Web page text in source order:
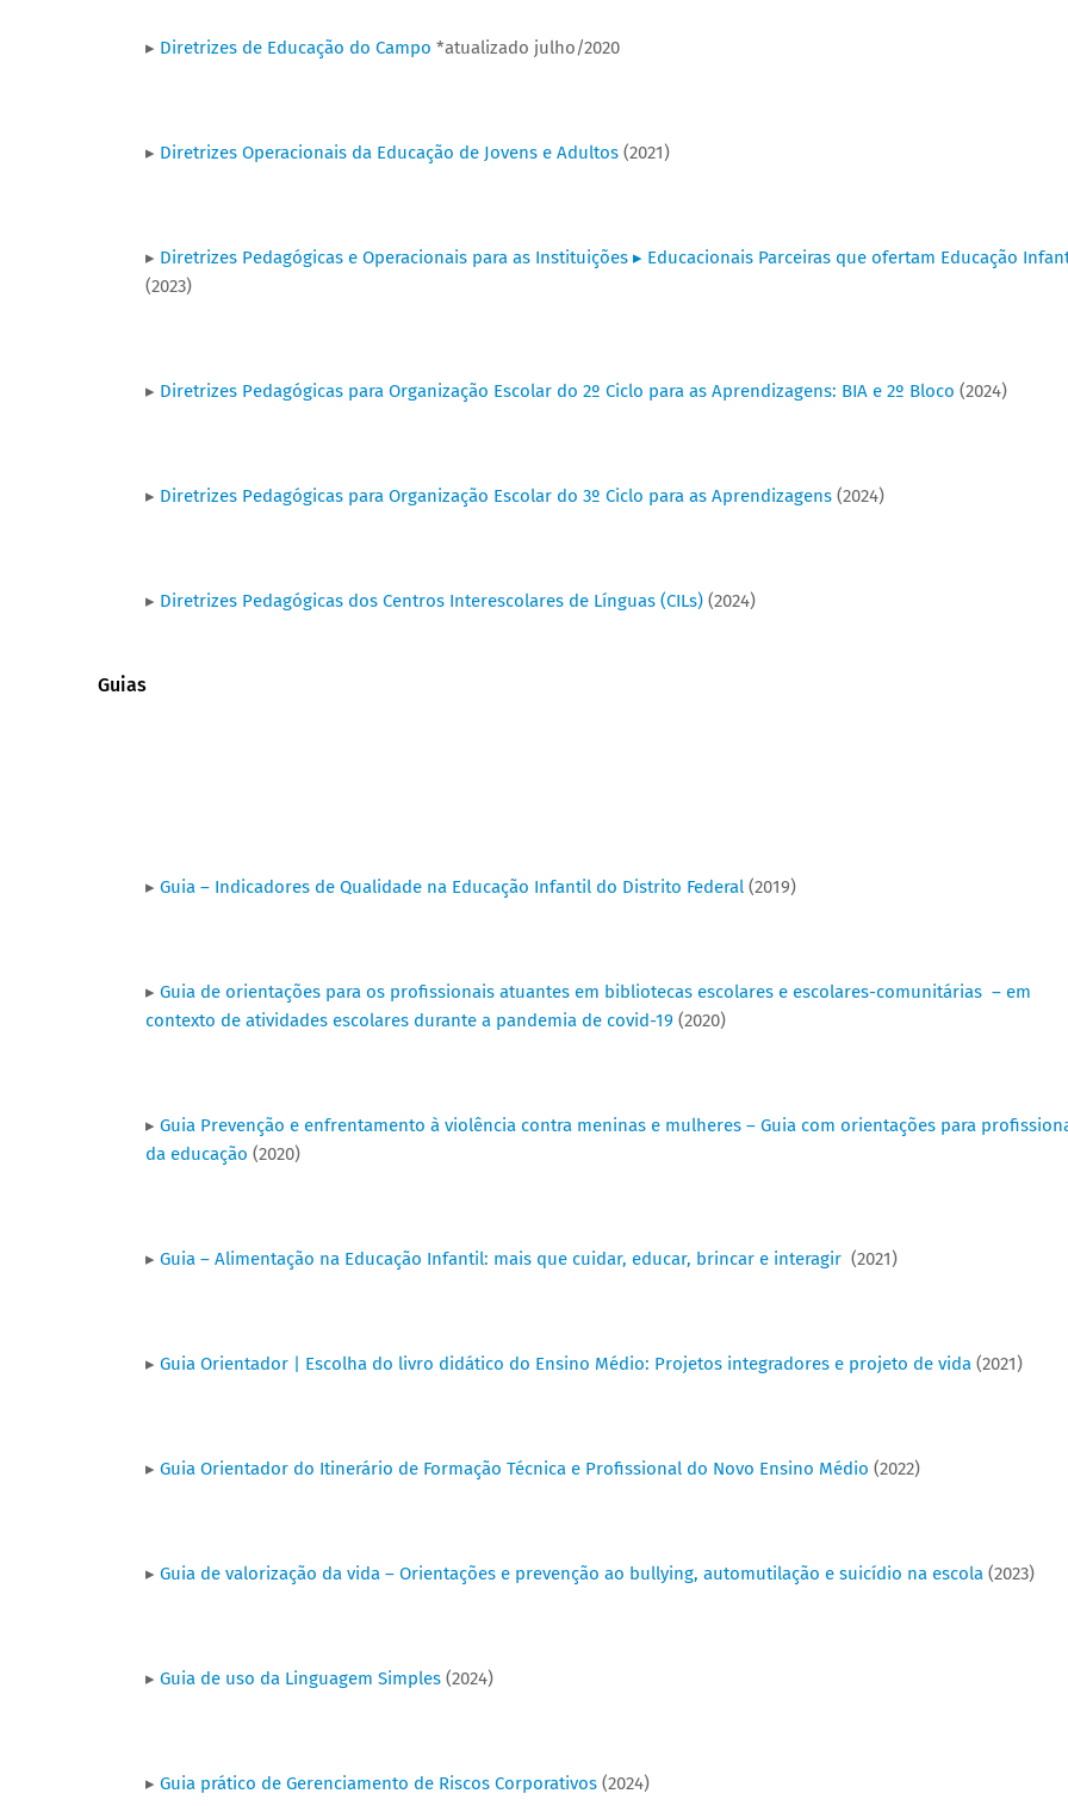
▸ Diretrizes de Educação do Campo *atualizado julho/2020
▸ Diretrizes Operacionais da Educação de Jovens e Adultos (2021)
▸ Diretrizes Pedagógicas e Operacionais para as Instituições ▸ Educacionais Parceiras que ofertam Educação
(2023)
▸ Diretrizes Pedagógicas para Organização Escolar do 2º Ciclo para as Aprendizagens: BIA e 2º Bloco (2024)
▸ Diretrizes Pedagógicas para Organização Escolar do 3º Ciclo para as Aprendizagens (2024)
▸ Diretrizes Pedagógicas dos Centros Interescolares de Línguas (CILs) (2024)
Guias
▸ Guia – Indicadores de Qualidade na Educação Infantil do Distrito Federal (2019)
▸ Guia de orientações para os profissionais atuantes em bibliotecas escolares e escolares-comunitárias – em
contexto de atividades escolares durante a pandemia de covid-19 (2020)
▸ Guia Prevenção e enfrentamento à violência contra meninas e mulheres – Guia com orientações para
da educação (2020)
▸ Guia – Alimentação na Educação Infantil: mais que cuidar, educar, brincar e interagir (2021)
▸ Guia Orientador | Escolha do livro didático do Ensino Médio: Projetos integradores e projeto de vida (2021)
▸ Guia Orientador do Itinerário de Formação Técnica e Profissional do Novo Ensino Médio (2022)
▸ Guia de valorização da vida – Orientações e prevenção ao bullying, automutilação e suicídio na escola (2023)
▸ Guia de uso da Linguagem Simples (2024)
▸ Guia prático de Gerenciamento de Riscos Corporativos (2024)